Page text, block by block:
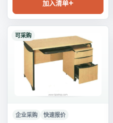
加入清单
可采购
企业采购 快速报价